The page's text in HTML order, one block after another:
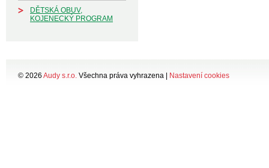
DĚTSKÁ OBUV,
KOJENECKÝ PROGRAM
© 2026 Audy s.r.o. Všechna práva vyhrazena | Nastavení cookies